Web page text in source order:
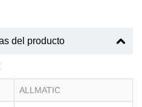
del producto
ALLMATIC